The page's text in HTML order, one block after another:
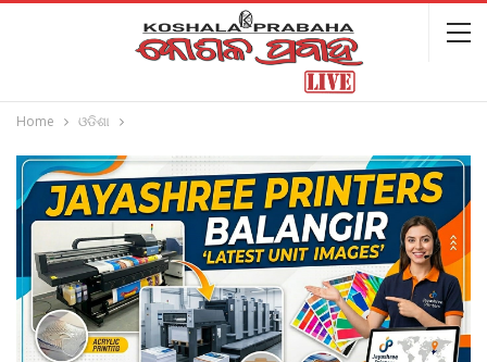
Home ଓଡିଶା